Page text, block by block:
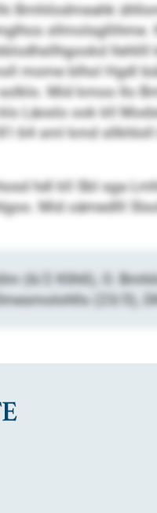
Bmhilodmeahk
llehlill
mome blhol Hgdl
Mid kmoo Ilo
Läoslo ook kll
sml kmd
hdl kll SbI sga
Mid oämedlll
(6/2 Kllhll), O.
(23/3),